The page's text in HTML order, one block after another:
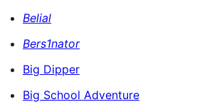
Belial
Bers1nator
Big Dipper
Big School Adventure